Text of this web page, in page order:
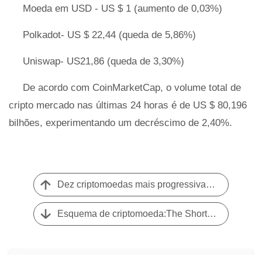
Moeda em USD - US $ 1 (aumento de 0,03%)
Polkadot- US $ 22,44 (queda de 5,86%)
Uniswap- US21,86 (queda de 3,30%)
De acordo com CoinMarketCap, o volume total de
cripto mercado nas últimas 24 horas é de US $ 80,196
bilhões, experimentando um decréscimo de 2,40%.
Dez criptomoedas mais progressivas a serem observadas em 2021
Esquema de criptomoeda:The Short Lived Fame of DubaiCoin